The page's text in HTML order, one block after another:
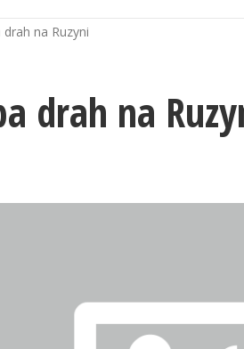
drah na Ruzyni
drah na